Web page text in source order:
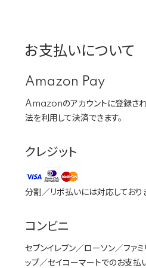
お支払いについて
Amazon Pay
Amazonのアカウントに登録さ
法を利用して決済できます。
クレジット
分割／リボ払いには対応しており
コンビニ
セブンイレブン／ローソン／ファ
ップ／セイコーマートでのお支払